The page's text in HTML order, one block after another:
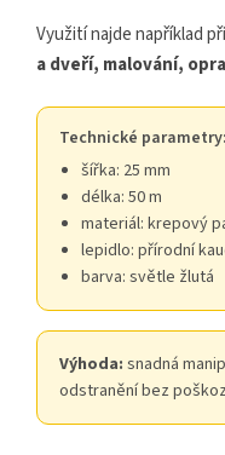
Využití najde například při
a dveří, malování,
Technické parametry:
šířka: 25 mm
délka: 50 m
materiál: krepový
lepidlo: přírodní
barva: světle žlutá
Výhoda: snadná
odstranění bez